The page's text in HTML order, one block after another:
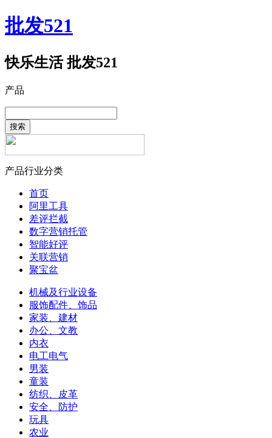
批发521
快乐生活 批发521
产品
搜索
产品行业分类
首页
阿里工具
差评拦截
数字营销托管
智能好评
关联营销
聚宝盆
机械及行业设备
服饰配件、饰品
家装、建材
办公、文教
内衣
电工电气
男装
童装
纺织、皮革
安全、防护
玩具
农业